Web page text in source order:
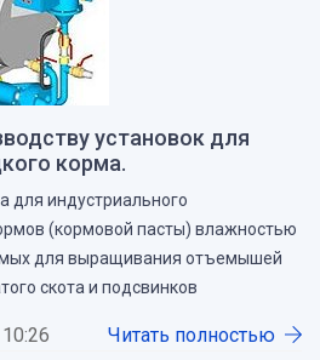
установок для
корма.
для индустриального
(кормовой пасты) влажностью
для выращивания отъемышей
скота и подсвинков
Читать полностью